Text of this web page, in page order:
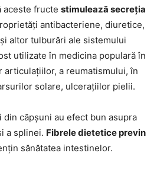
aceste fructe stimulează secreția
antibacteriene, diuretice,
altor tulburări ale sistemului
utilizate în medicina populară în
articulațiilor, a reumatismului, în
solare, ulcerațiilor pielii.
căpșuni au efect bun asupra
a splinei. Fibrele dietetice previn
sănătatea intestinelor.